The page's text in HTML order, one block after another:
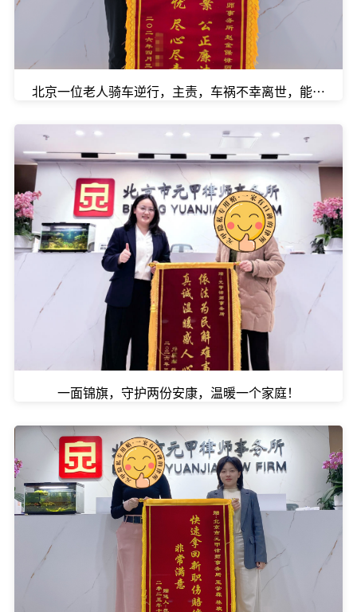
北京一位老人骑车逆行，主责，车祸不幸离世，能拿到多
一面锦旗，守护两份安康，温暖一个家庭！